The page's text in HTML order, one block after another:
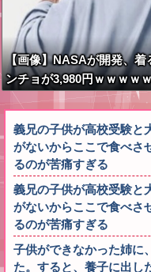
【画像】NASAが開発、
ンチョが3,980円ｗｗｗｗ
義兄の子供が高校受験と
がないからここで食べさ
るのが苦痛すぎる
義兄の子供が高校受験と
がないからここで食べさ
るのが苦痛すぎる
子供ができなかった姉に
た。すると、養子に出し